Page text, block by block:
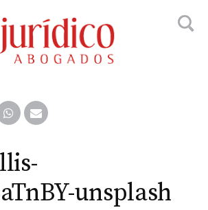
unsplash